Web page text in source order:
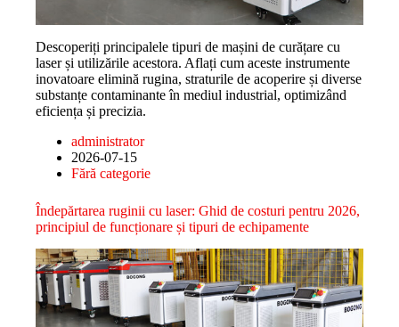
Descoperiți principalele tipuri de mașini de curățare cu
laser și utilizările acestora. Aflați cum aceste instrumente
inovatoare elimină rugina, straturile de acoperire și diverse
substanțe contaminante în mediul industrial, optimizând
eficiența și precizia.
administrator
2026-07-15
Fără categorie
Îndepărtarea ruginii cu laser: Ghid de costuri pentru 2026,
principiul de funcționare și tipuri de echipamente